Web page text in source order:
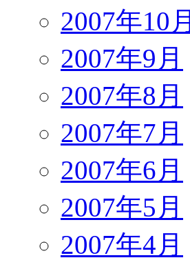
2007年10月
2007年9月
2007年8月
2007年7月
2007年6月
2007年5月
2007年4月